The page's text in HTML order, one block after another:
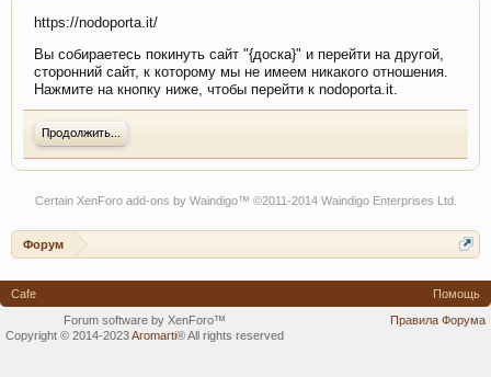
https://nodoporta.it/
Вы собираетесь покинуть сайт "{доска}" и перейти на другой,
сторонний сайт, к которому мы не имеем никакого отношения.
Нажмите на кнопку ниже, чтобы перейти к nodoporta.it.
Продолжить...
Certain XenForo add-ons by Waindigo™ ©2011-2014 Waindigo Enterprises Ltd.
Форум
Cafe
Помощь
Правила Форума
Forum software by XenForo™
Copyright © 2014-2023Aromarti®All rights reserved